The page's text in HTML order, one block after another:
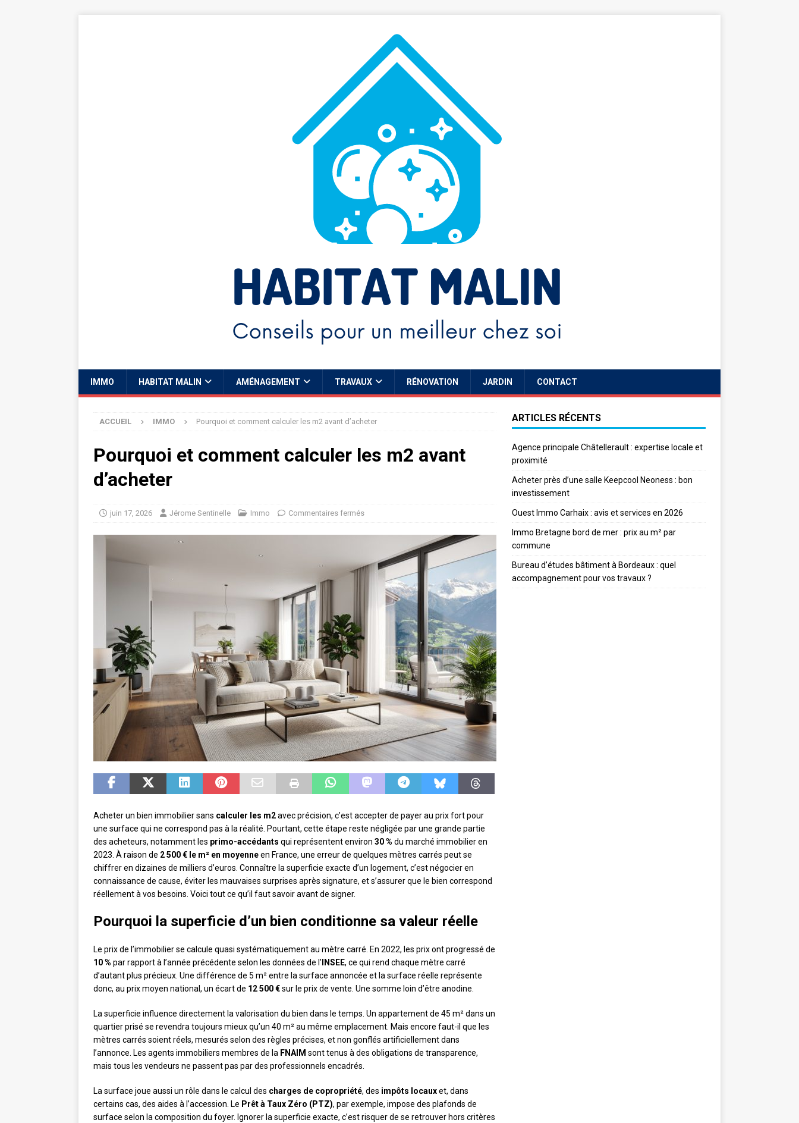
IMMO HABITAT MALIN AMÉNAGEMENT TRAVAUX RÉNOVATION JARDIN CONTACT
ACCUEIL IMMO Pourquoi et comment calculer les m2 avant d’acheter
Pourquoi et comment calculer les m2 avant
d’acheter
juin 17, 2026 Jérome Sentinelle Immo Commentaires fermés
Acheter un bien immobilier sans calculer les m2avec précision, c’est accepter de payer au prix fort pour
une surface qui ne correspond pas à la réalité. Pourtant, cette étape reste négligée par une grande partie
des acheteurs, notamment les primo-accédants qui représentent environ 30 % du marché immobilier en
2023. À raison de 2 500 € le m² en moyenneen France, une erreur de quelques mètres carrés peut se
chiffrer en dizaines de milliers d’euros. Connaître la superficie exacte d’un logement, c’est négocier en
connaissance de cause, éviter les mauvaises surprises après signature, et s’assurer que le bien correspond
réellement à vos besoins. Voici tout ce qu’il faut savoir avant de signer.
Pourquoi la superficie d’un bien conditionne sa valeur réelle
Le prix de l’immobilier se calcule quasi systématiquement au mètre carré. En 2022, les prix ont progressé de
10 % par rapport à l’année précédente selon les données de l’ INSEE, ce qui rend chaque mètre carré
d’autant plus précieux. Une différence de 5 m² entre la surface annoncée et la surface réelle représente
donc, au prix moyen national, un écart de 12 500 €sur le prix de vente. Une somme loin d’être anodine.
La superficie influence directement la valorisation du bien dans le temps. Un appartement de 45 m² dans un
quartier prisé se revendra toujours mieux qu’un 40 m² au même emplacement. Mais encore faut-il que les
mètres carrés soient réels, mesurés selon des règles précises, et non gonflés artificiellement dans
l’annonce. Les agents immobiliers membres de la FNAIM sont tenus à des obligations de transparence,
mais tous les vendeurs ne passent pas par des professionnels encadrés.
La surface joue aussi un rôle dans le calcul des charges de copropriété, des impôts locauxet, dans
certains cas, des aides à l’accession. Le Prêt à Taux Zéro (PTZ), par exemple, impose des plafonds de
surface selon la composition du foyer. Ignorer la superficie exacte, c’est risquer de se retrouver hors critères
ARTICLES RÉCENTS
Agence principale Châtellerault : expertise locale et
proximité
Acheter près d’une salle Keepcool Neoness : bon
investissement
Ouest Immo Carhaix : avis et services en 2026
Immo Bretagne bord de mer : prix au m² par
commune
Bureau d’études bâtiment à Bordeaux : quel
accompagnement pour vos travaux ?